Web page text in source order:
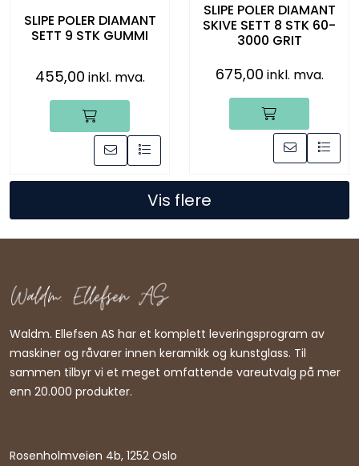
SLIPE POLER DIAMANT
SETT 9 STK GUMMI
455,00 inkl. mva.
SLIPE POLER DIAMANT
SKIVE SETT 8 STK 60-
3000 GRIT
675,00 inkl. mva.
Vis flere
Waldm. Ellefsen AS har et komplett leveringsprogram av
maskiner og råvarer innen keramikk og kunstglass. Til
sammen tilbyr vi et meget omfattende vareutvalg på mer
enn 20.000 produkter.
Rosenholmveien 4b, 1252 Oslo